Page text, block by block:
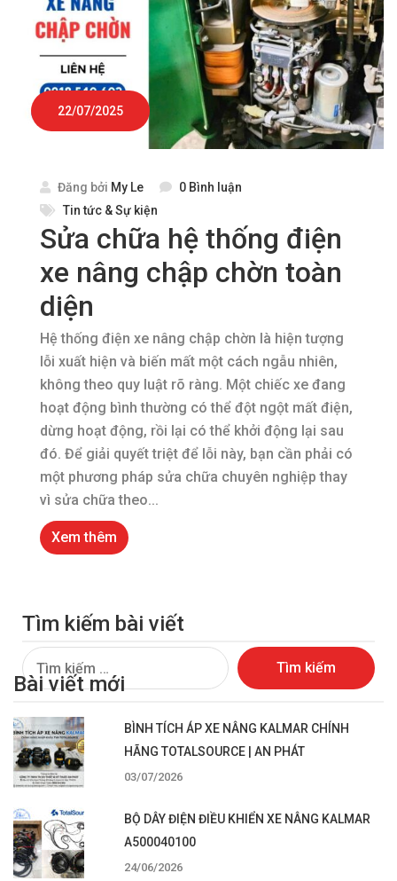
22/07/2025
Đăng bởi My Le
0 Bình luận
Tin tức & Sự kiện
Sửa chữa hệ thống điện
xe nâng chập chờn toàn
diện
Hệ thống điện xe nâng chập chờn là hiện tượng
lỗi xuất hiện và biến mất một cách ngẫu nhiên,
không theo quy luật rõ ràng. Một chiếc xe đang
hoạt động bình thường có thể đột ngột mất điện,
dừng hoạt động, rồi lại có thể khởi động lại sau
đó. Để giải quyết triệt để lỗi này, bạn cần phải có
một phương pháp sửa chữa chuyên nghiệp thay
vì sửa chữa theo...
Xem thêm
Tìm kiếm bài viết
Tìm
kiếm
Bài viết mới
BÌNH TÍCH ÁP XE NÂNG KALMAR CHÍNH
HÃNG TOTALSOURCE | AN PHÁT
03/07/2026
BỘ DÂY ĐIỆN ĐIỀU KHIỂN XE NÂNG KALMAR
A500040100
24/06/2026